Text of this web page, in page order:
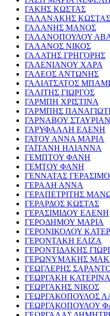
ΓΑΚΗΣ ΚΩΣΤΑΣ
ΓΑΛΑΝΑΚΗΣ ΚΩΣΤΑΣ
ΓΑΛΑΝΗΣ ΜΑΝΟΣ
ΓΑΛΑΝΟΠΟΥΛΟΥ
ΓΑΛΑΝΟΣ ΝΙΚΟΣ
ΓΑΛΑΤΗΣ ΓΡΗΓΟΡΗΣ
ΓΑΛΕΝΙΑΝΟΥ ΧΑΡΑ
ΓΑΛΕΟΣ ΑΝΤΩΝΗΣ
ΓΑΛΙΑΤΣΑΤΟΣ
ΓΑΛΙΤΗΣ ΓΙΩΡΓΟΣ
ΓΑΡΜΠΗ ΧΡΙΣΤΙΝΑ
ΓΑΡΜΠΗΣ
ΓΑΡΝΑΒΟΥ
ΓΑΡΥΦΑΛΛΗ ΕΛΕΝΗ
ΓΑΤΟΥ ΑΝΝΑ ΜΑΡΙΑ
ΓΑΪΤΑΝΗ ΗΛΙΑΝΝΑ
ΓΕΜΠΤΟΥ ΦΑΝΗ
ΓΕΜΤΟΥ ΦΑΝΗ
ΓΕΝΝΑΤΑΣ
ΓΕΡΑΛΗ ΑΝΝΑ
ΓΕΡΑΠΕΤΡΙΤΗΣ
ΓΕΡΑΡΔΟΣ ΚΩΣΤΑΣ
ΓΕΡΑΣΙΜΙΔΟΥ ΕΛΕΝΗ
ΓΕΡΟΔΗΜΟΥ ΜΑΡΙΑ
ΓΕΡΟΝΙΚΟΛΟΥ
ΓΕΡΟΝΤΑΚΗ ΕΛΙΖΑ
ΓΕΡΟΝΤΙΔΑΚΗΣ
ΓΕΡΩΝΥΜΑΚΗΣ
ΓΕΩΓΛΕΡΗΣ
ΓΕΩΡΓΑΚΗ ΚΑΤΕΡΙΝΑ
ΓΕΩΡΓΑΚΗΣ ΝΙΚΟΣ
ΓΕΩΡΓΑΚΟΠΟΥΛΟΣ
ΓΕΩΡΓΑΚΟΠΟΥΛΟΥ